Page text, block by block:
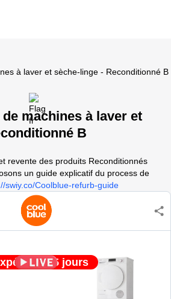
à laver et sèche-linge - Reconditionné B
machines à laver et
B
revente des produits Reconditionnés
un guide explicatif du process de
swiy.co/Coolblue-refurb-guide
en 5 jours